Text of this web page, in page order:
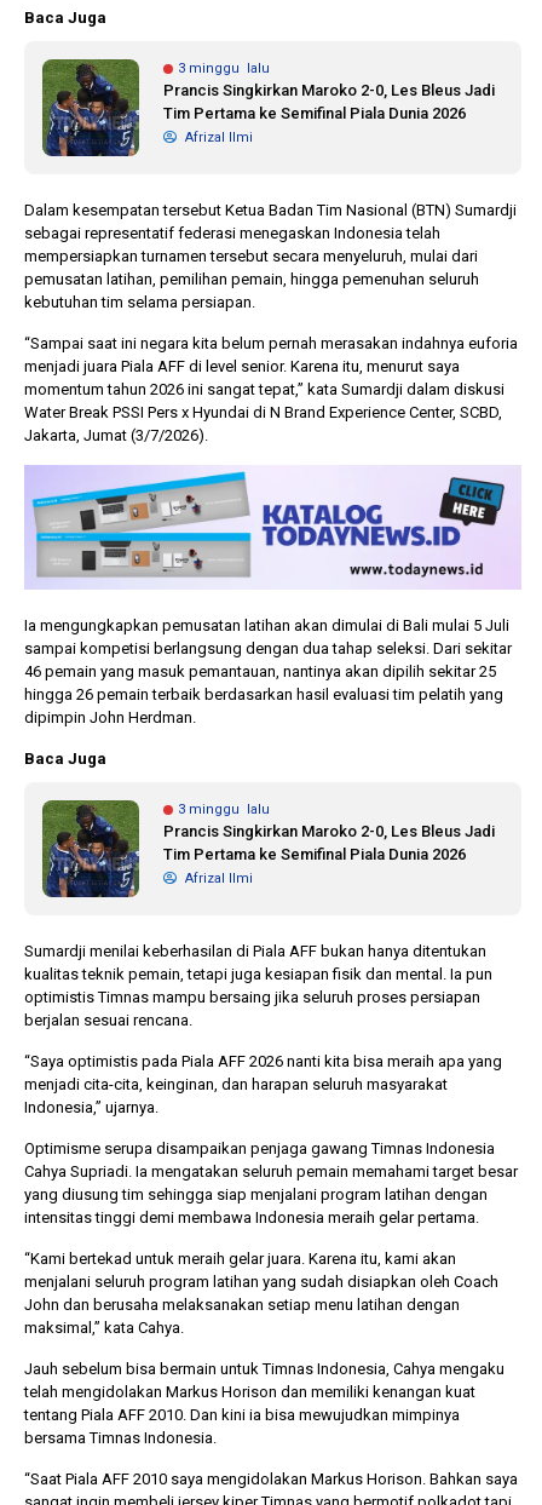
Baca Juga
3 minggu lalu
Prancis Singkirkan Maroko 2-0, Les Bleus Jadi
Tim Pertama ke Semifinal Piala Dunia 2026
Afrizal Ilmi
Dalam kesempatan tersebut Ketua Badan Tim Nasional (BTN) Sumardji
sebagai representatif federasi menegaskan Indonesia telah
mempersiapkan turnamen tersebut secara menyeluruh, mulai dari
pemusatan latihan, pemilihan pemain, hingga pemenuhan seluruh
kebutuhan tim selama persiapan.
“Sampai saat ini negara kita belum pernah merasakan indahnya euforia
menjadi juara Piala AFF di level senior. Karena itu, menurut saya
momentum tahun 2026 ini sangat tepat,” kata Sumardji dalam diskusi
Water Break PSSI Pers x Hyundai di N Brand Experience Center, SCBD,
Jakarta, Jumat (3/7/2026).
Ia mengungkapkan pemusatan latihan akan dimulai di Bali mulai 5 Juli
sampai kompetisi berlangsung dengan dua tahap seleksi. Dari sekitar
46 pemain yang masuk pemantauan, nantinya akan dipilih sekitar 25
hingga 26 pemain terbaik berdasarkan hasil evaluasi tim pelatih yang
dipimpin John Herdman.
Baca Juga
3 minggu lalu
Prancis Singkirkan Maroko 2-0, Les Bleus Jadi
Tim Pertama ke Semifinal Piala Dunia 2026
Afrizal Ilmi
Sumardji menilai keberhasilan di Piala AFF bukan hanya ditentukan
kualitas teknik pemain, tetapi juga kesiapan fisik dan mental. Ia pun
optimistis Timnas mampu bersaing jika seluruh proses persiapan
berjalan sesuai rencana.
“Saya optimistis pada Piala AFF 2026 nanti kita bisa meraih apa yang
menjadi cita-cita, keinginan, dan harapan seluruh masyarakat
Indonesia,” ujarnya.
Optimisme serupa disampaikan penjaga gawang Timnas Indonesia
Cahya Supriadi. Ia mengatakan seluruh pemain memahami target besar
yang diusung tim sehingga siap menjalani program latihan dengan
intensitas tinggi demi membawa Indonesia meraih gelar pertama.
“Kami bertekad untuk meraih gelar juara. Karena itu, kami akan
menjalani seluruh program latihan yang sudah disiapkan oleh Coach
John dan berusaha melaksanakan setiap menu latihan dengan
maksimal,” kata Cahya.
Jauh sebelum bisa bermain untuk Timnas Indonesia, Cahya mengaku
telah mengidolakan Markus Horison dan memiliki kenangan kuat
tentang Piala AFF 2010. Dan kini ia bisa mewujudkan mimpinya
bersama Timnas Indonesia.
“Saat Piala AFF 2010 saya mengidolakan Markus Horison. Bahkan saya